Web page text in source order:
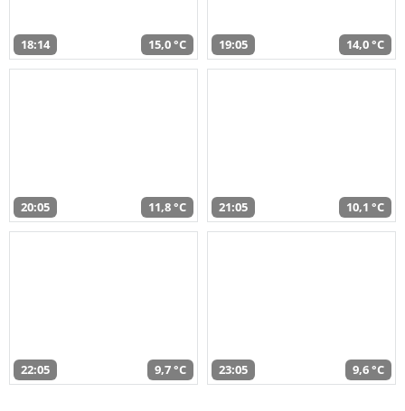
18:14 15,0 °C 19:05 14,0 °C
20:05 11,8 °C 21:05 10,1 °C
22:05 9,7 °C 23:05 9,6 °C